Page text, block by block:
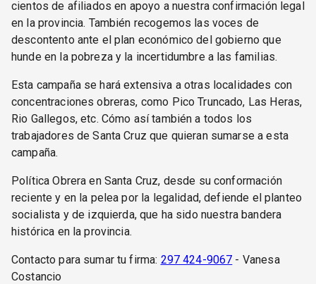
cientos de afiliados en apoyo a nuestra confirmación legal
en la provincia. También recogemos las voces de
descontento ante el plan económico del gobierno que
hunde en la pobreza y la incertidumbre a las familias.
Esta campaña se hará extensiva a otras localidades con
concentraciones obreras, como Pico Truncado, Las Heras,
Rio Gallegos, etc. Cómo así también a todos los
trabajadores de Santa Cruz que quieran sumarse a esta
campaña.
Política Obrera en Santa Cruz, desde su conformación
reciente y en la pelea por la legalidad, defiende el planteo
socialista y de izquierda, que ha sido nuestra bandera
histórica en la provincia.
Contacto para sumar tu firma: 297 424-9067 - Vanesa
Costancio